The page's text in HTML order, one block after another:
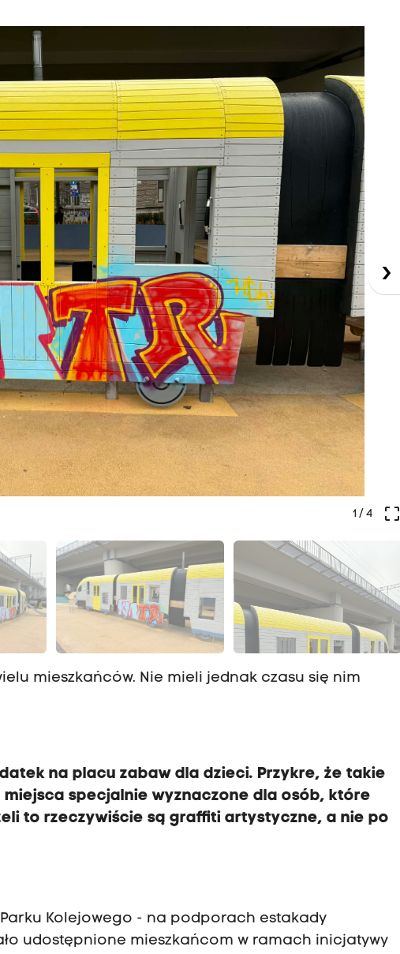
›
crop_free
1/ 4
mieszkańców. Nie mieli jednak czasu się nim
na placu zabaw dla dzieci. Przykre, że takie
specjalnie wyznaczone dla osób, które
to rzeczywiście są graffiti artystyczne, a nie po
Kolejowego - na podporach estakady
udostępnione mieszkańcom w ramach inicjatywy